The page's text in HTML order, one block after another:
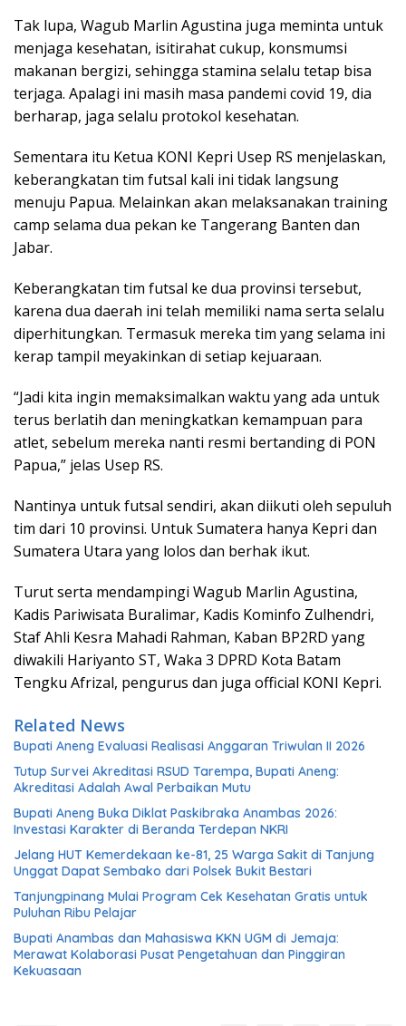
Tak lupa, Wagub Marlin Agustina juga meminta untuk
menjaga kesehatan, isitirahat cukup, konsmumsi
makanan bergizi, sehingga stamina selalu tetap bisa
terjaga. Apalagi ini masih masa pandemi covid 19, dia
berharap, jaga selalu protokol kesehatan.
Sementara itu Ketua KONI Kepri Usep RS menjelaskan,
keberangkatan tim futsal kali ini tidak langsung
menuju Papua. Melainkan akan melaksanakan training
camp selama dua pekan ke Tangerang Banten dan
Jabar.
Keberangkatan tim futsal ke dua provinsi tersebut,
karena dua daerah ini telah memiliki nama serta selalu
diperhitungkan. Termasuk mereka tim yang selama ini
kerap tampil meyakinkan di setiap kejuaraan.
“Jadi kita ingin memaksimalkan waktu yang ada untuk
terus berlatih dan meningkatkan kemampuan para
atlet, sebelum mereka nanti resmi bertanding di PON
Papua,” jelas Usep RS.
Nantinya untuk futsal sendiri, akan diikuti oleh sepuluh
tim dari 10 provinsi. Untuk Sumatera hanya Kepri dan
Sumatera Utara yang lolos dan berhak ikut.
Turut serta mendampingi Wagub Marlin Agustina,
Kadis Pariwisata Buralimar, Kadis Kominfo Zulhendri,
Staf Ahli Kesra Mahadi Rahman, Kaban BP2RD yang
diwakili Hariyanto ST, Waka 3 DPRD Kota Batam
Tengku Afrizal, pengurus dan juga official KONI Kepri.
Related News
Bupati Aneng Evaluasi Realisasi Anggaran Triwulan II 2026
Tutup Survei Akreditasi RSUD Tarempa, Bupati Aneng:
Akreditasi Adalah Awal Perbaikan Mutu
Bupati Aneng Buka Diklat Paskibraka Anambas 2026:
Investasi Karakter di Beranda Terdepan NKRI
Jelang HUT Kemerdekaan ke-81, 25 Warga Sakit di Tanjung
Unggat Dapat Sembako dari Polsek Bukit Bestari
Tanjungpinang Mulai Program Cek Kesehatan Gratis untuk
Puluhan Ribu Pelajar
Bupati Anambas dan Mahasiswa KKN UGM di Jemaja:
Merawat Kolaborasi Pusat Pengetahuan dan Pinggiran
Kekuasaan